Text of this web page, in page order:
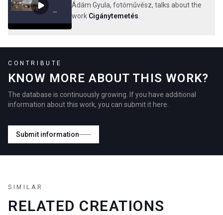
Ádám Gyula, fotóművész, talks about the
work Cigánytemetés
CONTRIBUTE
KNOW MORE ABOUT THIS WORK?
The database is continuously growing. If you have additional
information about this work, you can submit it here.
Submit information
SIMILAR
RELATED CREATIONS